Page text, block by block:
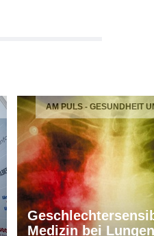
AM PULS - GESUNDHEIT
Medizin bei